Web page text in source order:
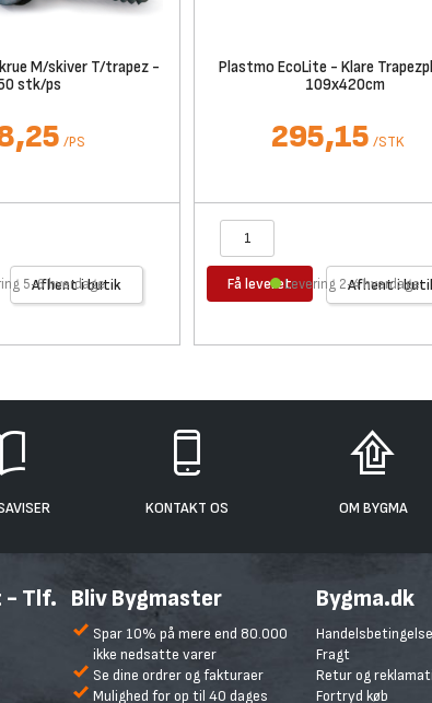
M/skiver T/trapez -
stk/ps
/PS
Afhent i butik
5-6 hverdage
Plastmo EcoLite - Klare
109x420cm
295,15 /STK
Få leveret Afhent i
Levering 2-4 hverdage
KONTAKT OS OM BYGMA
- Tlf. Bliv Bygmaster
Spar 10% på mere end 80.000
ikke nedsatte varer
Se dine ordrer og fakturaer
Mulighed for op til 40 dages
Bygma.dk
Fragt
Retur og
Fortryd køb